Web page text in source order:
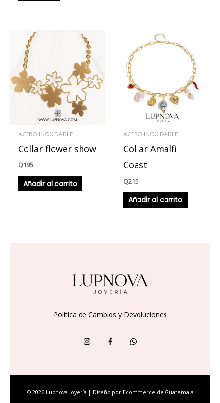
ACERO INOXIDABLE
Collar flower show
Q195
Añadir al carrito
ACERO INOXIDABLE
Collar Amalfi
Coast
Q215
Añadir al carrito
Política de Cambios y Devoluciones
© 2026 Lupnova Joyería | Diseño por Ecommerce de Guatemala